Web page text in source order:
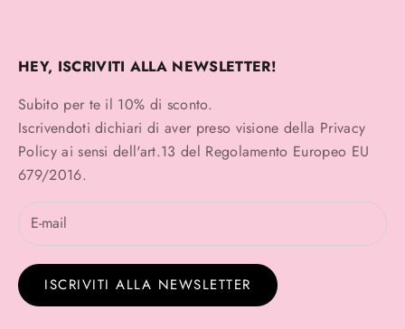
HEY, ISCRIVITI ALLA NEWSLETTER!
Subito per te il 10% di sconto.
Iscrivendoti dichiari di aver preso visione della Privacy
Policyai sensi dell'art.13 del Regolamento Europeo EU
679/2016.
ISCRIVITI ALLA NEWSLETTER